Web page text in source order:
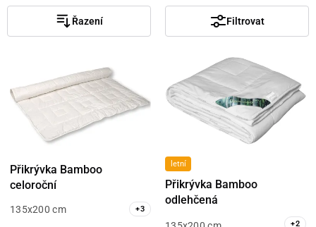
Řazení Filtrovat
Přikrývka Bamboo
celoroční
135x200 cm +3
letní
Přikrývka Bamboo
odlehčená
+2